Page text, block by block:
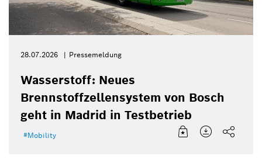
28.07.2026 Pressemeldung
Wasserstoff: Neues
Brennstoffzellensystem von Bosch
geht in Madrid in Testbetrieb
Mobility